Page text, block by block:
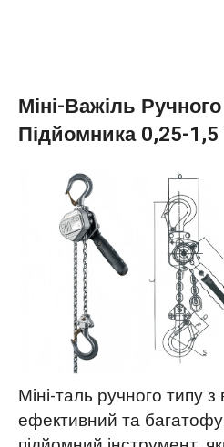
Міні-Важіль
Підйомника 0,25-1,5
Міні-таль ручного типу
ефективний та